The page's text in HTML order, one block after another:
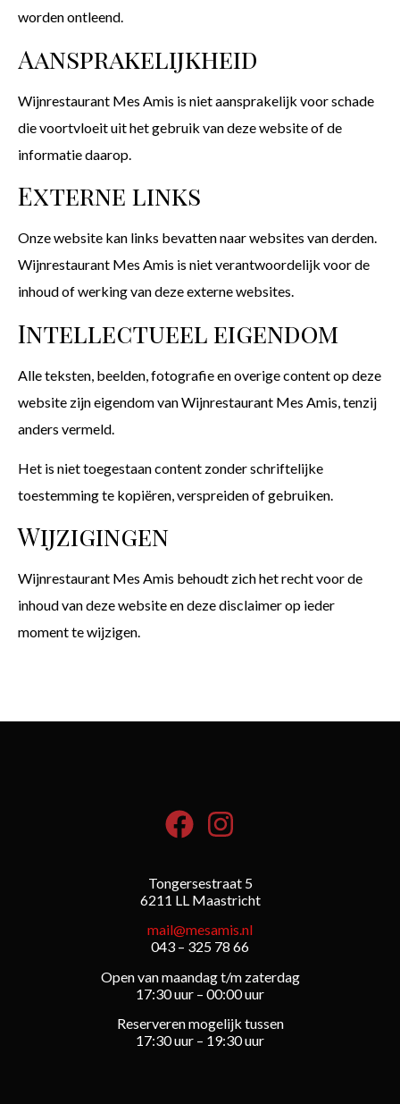
worden ontleend.
Aansprakelijkheid
Wijnrestaurant Mes Amis is niet aansprakelijk voor schade
die voortvloeit uit het gebruik van deze website of de
informatie daarop.
Externe links
Onze website kan links bevatten naar websites van derden.
Wijnrestaurant Mes Amis is niet verantwoordelijk voor de
inhoud of werking van deze externe websites.
Intellectueel eigendom
Alle teksten, beelden, fotografie en overige content op deze
website zijn eigendom van Wijnrestaurant Mes Amis, tenzij
anders vermeld.
Het is niet toegestaan content zonder schriftelijke
toestemming te kopiëren, verspreiden of gebruiken.
Wijzigingen
Wijnrestaurant Mes Amis behoudt zich het recht voor de
inhoud van deze website en deze disclaimer op ieder
moment te wijzigen.
Tongersestraat 5
6211 LL Maastricht
mail@mesamis.nl
043 – 325 78 66
Open van maandag t/m zaterdag
17:30 uur – 00:00 uur
Reserveren mogelijk tussen
17:30 uur – 19:30 uur